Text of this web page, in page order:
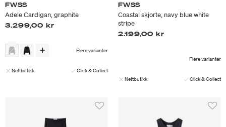
FWSS
Adele Cardigan, graphite
3.299,00 kr
Flere varianter
Nettbutikk Click & Collect
FWSS
Coastal skjorte, navy blue white
stripe
2.199,00 kr
Flere varianter
Nettbutikk Click & Collect